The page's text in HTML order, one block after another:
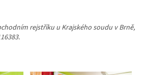
rejstříku u Krajského soudu v Brně,